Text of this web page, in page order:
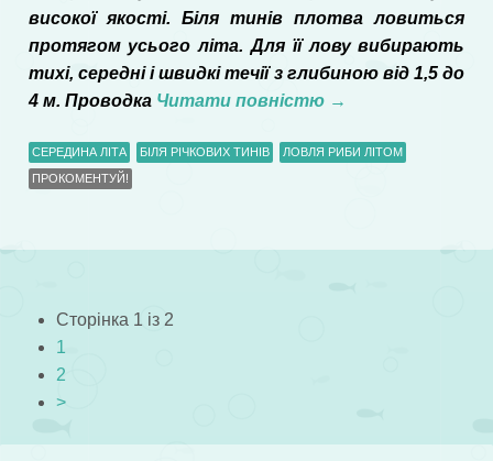
високої якості. Біля тинів плотва ловиться
протягом усього літа. Для її лову вибирають
тихі, середні і швидкі течії з глибиною від 1,5 до
4 м. Проводка Читати повністю →
СЕРЕДИНА ЛІТА БІЛЯ РІЧКОВИХ ТИНІВ
ЛОВЛЯ РИБИ ЛІТОМ
ПРОКОМЕНТУЙ!
Сторінка 1 із 2
1
2
>